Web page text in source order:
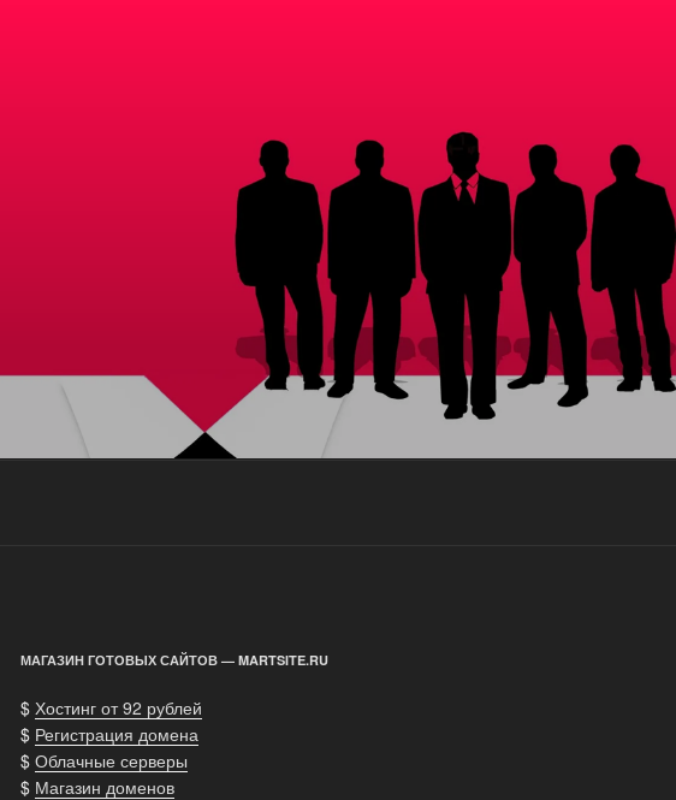
МАГАЗИН ГОТОВЫХ САЙТОВ — MARTSITE.RU
$ Хостинг от 92 рублей
$ Регистрация домена
$ Облачные серверы
$ Магазин доменов